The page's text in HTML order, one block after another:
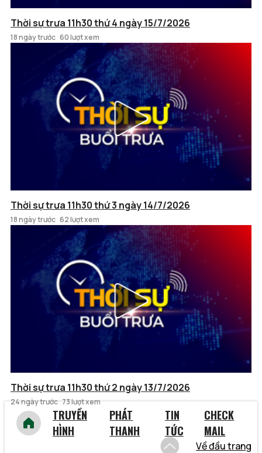
Thời sự trưa 11h30 thứ 4 ngày 15/7/2026
18 ngày trước 60 lượt xem
Thời sự trưa 11h30 thứ 3 ngày 14/7/2026
18 ngày trước 62 lượt xem
Thời sự trưa 11h30 thứ 2 ngày 13/7/2026
24 ngày trước 73 lượt xem
TRUYỀN
HÌNH
PHÁT
THANH
TIN
TỨC
CHECK
MAIL
Về đầu trang